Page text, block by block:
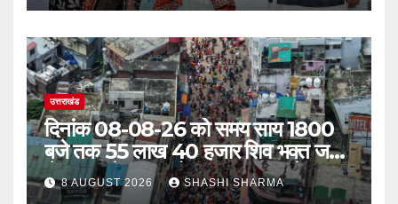
उत्तराखंड
दिनांक 08-08-26 को समय साय 1800
बजे तक 55 लाख 40 हजार शिव भक्त जल
लेकर अपने गंतव्य को प्रस्थान कर चुके
8 AUGUST 2026 SHASHI SHARMA